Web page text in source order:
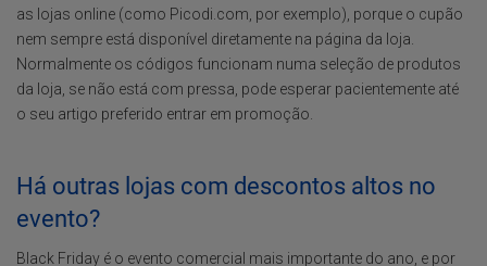
as lojas online (como Picodi.com, por exemplo), porque o cupão
nem sempre está disponível diretamente na página da loja.
Normalmente os códigos funcionam numa seleção de produtos
da loja, se não está com pressa, pode esperar pacientemente até
o seu artigo preferido entrar em promoção.
Há outras lojas com descontos altos no
evento?
Black Friday é o evento comercial mais importante do ano, e por